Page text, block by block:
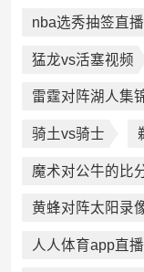
nba选秀抽签直播
猛龙vs活塞视频
雷霆对阵湖人集
骑土vs骑士
魔术对公牛的比
黄蜂对阵太阳录
人人体育app直播